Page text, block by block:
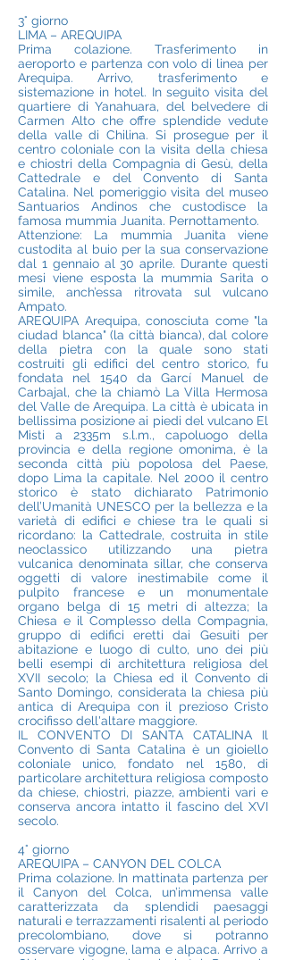
3° giorno
LIMA – AREQUIPA
Prima colazione. Trasferimento in
aeroporto e partenza con volo di linea per
Arequipa. Arrivo, trasferimento e
sistemazione in hotel. In seguito visita del
quartiere di Yanahuara, del belvedere di
Carmen Alto che offre splendide vedute
della valle di Chilina. Si prosegue per il
centro coloniale con la visita della chiesa
e chiostri della Compagnia di Gesù, della
Cattedrale e del Convento di Santa
Catalina. Nel pomeriggio visita del museo
Santuarios Andinos che custodisce la
famosa mummia Juanita. Pernottamento.
Attenzione: La mummia Juanita viene
custodita al buio per la sua conservazione
dal 1 gennaio al 30 aprile. Durante questi
mesi viene esposta la mummia Sarita o
simile, anch’essa ritrovata sul vulcano
Ampato.
AREQUIPA Arequipa, conosciuta come "la
ciudad blanca" (la città bianca), dal colore
della pietra con la quale sono stati
costruiti gli edifici del centro storico, fu
fondata nel 1540 da Garcí Manuel de
Carbajal, che la chiamò La Villa Hermosa
del Valle de Arequipa. La città è ubicata in
bellissima posizione ai piedi del vulcano El
Misti a 2335m s.l.m., capoluogo della
provincia e della regione omonima, è la
seconda città più popolosa del Paese,
dopo Lima la capitale. Nel 2000 il centro
storico è stato dichiarato Patrimonio
dell’Umanità UNESCO per la bellezza e la
varietà di edifici e chiese tra le quali si
ricordano: la Cattedrale, costruita in stile
neoclassico utilizzando una pietra
vulcanica denominata sillar, che conserva
oggetti di valore inestimabile come il
pulpito francese e un monumentale
organo belga di 15 metri di altezza; la
Chiesa e il Complesso della Compagnia,
gruppo di edifici eretti dai Gesuiti per
abitazione e luogo di culto, uno dei più
belli esempi di architettura religiosa del
XVII secolo; la Chiesa ed il Convento di
Santo Domingo, considerata la chiesa più
antica di Arequipa con il prezioso Cristo
crocifisso dell'altare maggiore.
IL CONVENTO DI SANTA CATALINA Il
Convento di Santa Catalina è un gioiello
coloniale unico, fondato nel 1580, di
particolare architettura religiosa composto
da chiese, chiostri, piazze, ambienti vari e
conserva ancora intatto il fascino del XVI
secolo.
4° giorno
AREQUIPA – CANYON DEL COLCA
Prima colazione. In mattinata partenza per
il Canyon del Colca, un’immensa valle
caratterizzata da splendidi paesaggi
naturali e terrazzamenti risalenti al periodo
precolombiano, dove si potranno
osservare vigogne, lama e alpaca. Arrivo a